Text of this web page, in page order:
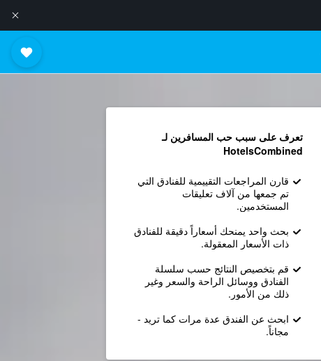
تعرف على سبب حب المسافرين لـ
HotelsCombined
قارن المراجعات التقييمية للفنادق التي
تم جمعها من آلاف تعليقات
المستخدمين.
بحث واحد يمنحك أسعاراً دقيقة للفنادق
ذات الأسعار المعقولة.
قم بتخصيص النتائج حسب سلسلة
الفنادق ووسائل الراحة والسعر وغير
ذلك من الأمور.
ابحث عن الفندق عدة مرات كما تريد -
مجاناً.